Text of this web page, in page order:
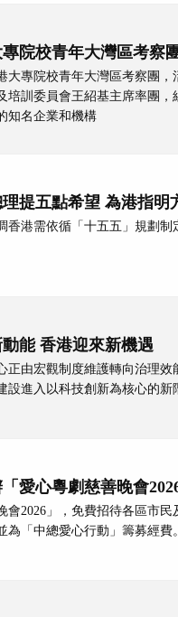
院校青年大灣區考察
大專院校青年大灣區考察團
培訓委員會王紹基主席率團
知名企業和機構
提五點希望 為港指明
香港需依循「十五五」規劃
能 香港迎來新機遇
正由宏觀制度維護轉向治理
設進入以科技創新為核心的新
愛心粵劇慈善晚會2026
2026」，免費招待各區市民
「中總愛心行動」籌募經費。